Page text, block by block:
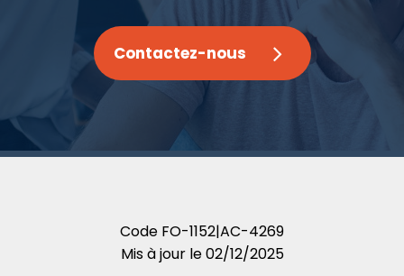
Contactez-nous
Code FO-1152|AC-4269
Mis à jour le02/12/2025